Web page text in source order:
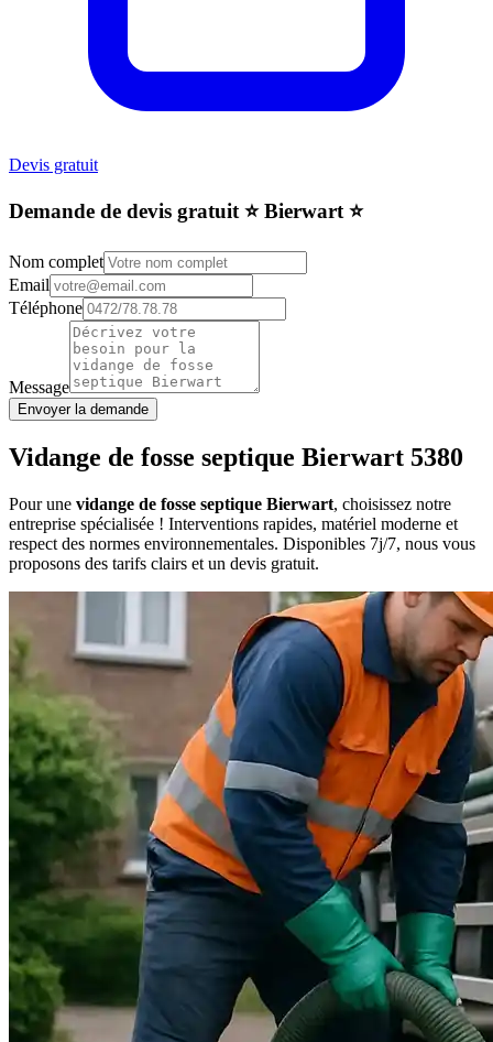
Devis gratuit
Demande de devis gratuit ⭐️ Bierwart ⭐️
Nom complet
Email
Téléphone
Message
Envoyer la demande
Vidange de fosse septique Bierwart 5380
Pour une vidange de fosse septique Bierwart, choisissez notre
entreprise spécialisée ! Interventions rapides, matériel moderne et
respect des normes environnementales. Disponibles 7j/7, nous vous
proposons des tarifs clairs et un devis gratuit.